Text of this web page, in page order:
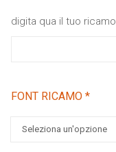
digita qua il tuo ricamo
FONT RICAMO *